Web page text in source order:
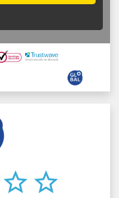
star_border star_border